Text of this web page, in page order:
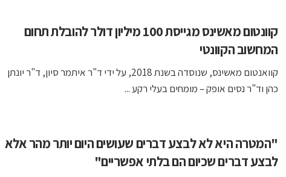
קוונטום מאשינס מגייסת 100 מיליון דולר להובלת תחום
המחשוב הקוונטי
קוואנטום מאשינס, שנוסדה בשנת 2018, על ידי ד"ר איתמר סיון, ד"ר יונתן
כהן וד"ר נסים אופק – מומחים בעלי רקע ...
"המטרה היא לא לבצע דברים שעושים היום יותר מהר אלא
לבצע דברים שכיום הם בלתי אפשריים"